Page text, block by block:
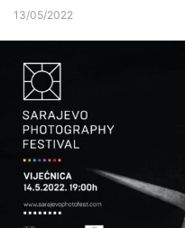
13/05/2022